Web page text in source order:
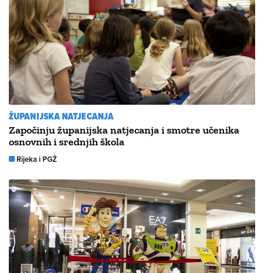
ŽUPANIJSKA NATJECANJA
Započinju županijska natjecanja i smotre učenika
osnovnih i srednjih škola
Rijeka i PGŽ